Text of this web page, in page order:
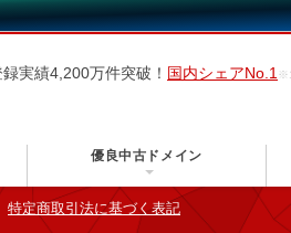
録実績4,200万件突破！ 国内シェアNo.1
優良中古ドメイン
特定商取引法に基づく表記